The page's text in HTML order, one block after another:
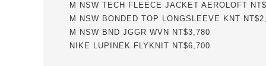
M NSW TECH FLEECE JACKET AEROLOFT
M NSW BONDED TOP LONGSLEEVE KNT
M NSW BND JGGR WVN NT$3,780
NIKE LUPINEK FLYKNIT NT$6,700